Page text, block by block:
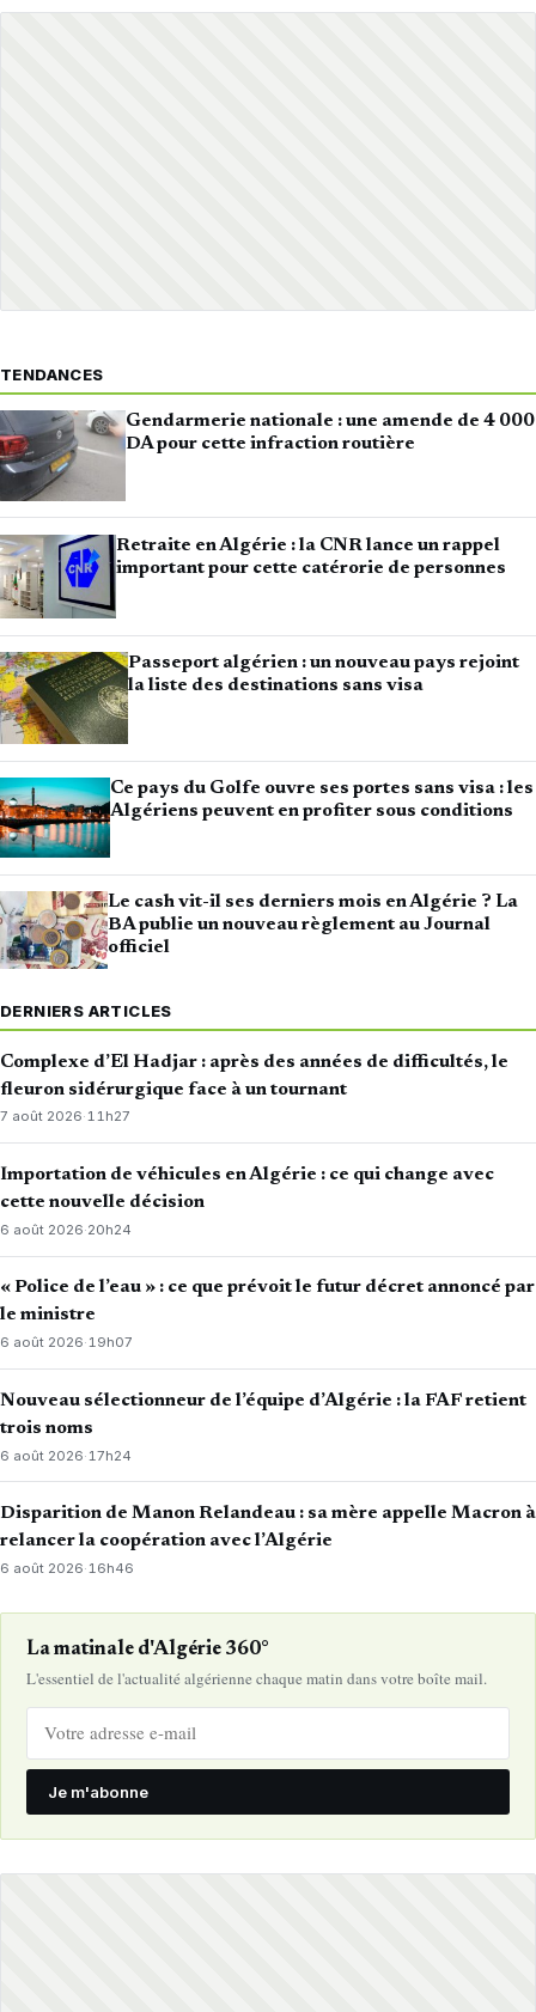
TENDANCES
Gendarmerie nationale : une amende de 4 000
DA pour cette infraction routière
Retraite en Algérie : la CNR lance un rappel
important pour cette catérorie de personnes
Passeport algérien : un nouveau pays rejoint
la liste des destinations sans visa
Ce pays du Golfe ouvre ses portes sans visa : les
Algériens peuvent en profiter sous conditions
Le cash vit-il ses derniers mois en Algérie ? La
BA publie un nouveau règlement au Journal
officiel
DERNIERS ARTICLES
Complexe d’El Hadjar : après des années de difficultés, le
fleuron sidérurgique face à un tournant
7 août 2026·11h27
Importation de véhicules en Algérie : ce qui change avec
cette nouvelle décision
6 août 2026·20h24
« Police de l’eau » : ce que prévoit le futur décret annoncé par
le ministre
6 août 2026·19h07
Nouveau sélectionneur de l’équipe d’Algérie : la FAF retient
trois noms
6 août 2026· 17h24
Disparition de Manon Relandeau : sa mère appelle Macron à
relancer la coopération avec l’Algérie
6 août 2026·16h46
La matinale d'Algérie 360°
L'essentiel de l'actualité algérienne chaque matin dans votre boîte mail.
Je m'abonne